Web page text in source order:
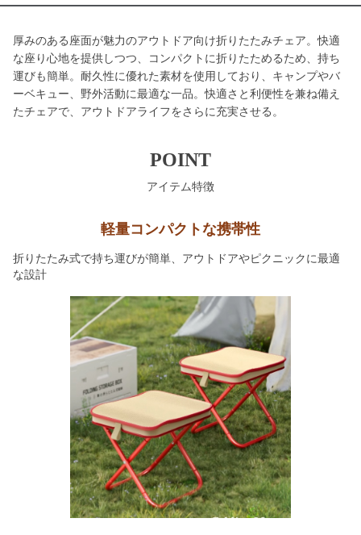
厚みのある座面が魅力のアウトドア向け折りたたみチェア。快適
な座り心地を提供しつつ、コンパクトに折りたためるため、持ち
運びも簡単。耐久性に優れた素材を使用しており、キャンプやバ
ーベキュー、野外活動に最適な一品。快適さと利便性を兼ね備え
たチェアで、アウトドアライフをさらに充実させる。
POINT
アイテム特徴
軽量コンパクトな携帯性
折りたたみ式で持ち運びが簡単、アウトドアやピクニックに最適
な設計